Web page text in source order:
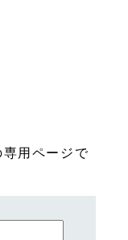
専用ページで